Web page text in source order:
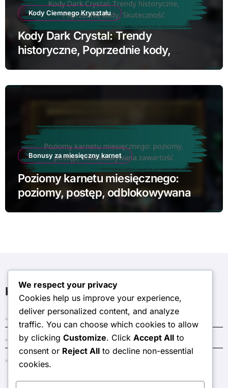
Kody Ciemnego Kryształu
Kody Dark Crystal: Trendy
historyczne, Poprzednie kody,
Bonusy za miesięczny karnet
Poziomy karnetu miesięcznego:
poziomy, postęp, odblokowywana
Kategorie
Bonusy za miesięczny karnet
Kody Ciemnego Kryształu
Nagrody w Sklepie Tokenów Wydarzenia
We respect your privacy
Cookies help us improve your experience,
deliver personalized content, and analyze
traffic. You can choose which cookies to allow
by clicking Customize. Click Accept All to
consent or Reject All to decline non-essential
cookies.